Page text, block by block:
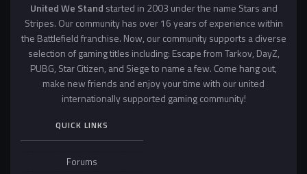
United We Stand started in 2003 under the name Stars and
Stripes. Our community has over 16 years of experience within
the Battlefield franchise. Now, our community supports a diverse
selection of gaming titles including: Escape from Tarkov, DayZ,
PUBG, Star Citizen, and Siege to name a few. Come hang out,
make new friends and enjoy your time with our united
internationally supported gaming community!
QUICK LINKS
Forums